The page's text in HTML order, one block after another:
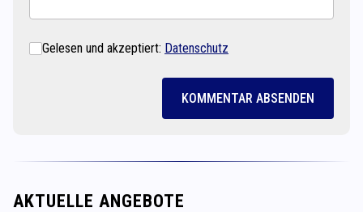
Gelesen und akzeptiert: Datenschutz
KOMMENTAR ABSENDEN
AKTUELLE ANGEBOTE